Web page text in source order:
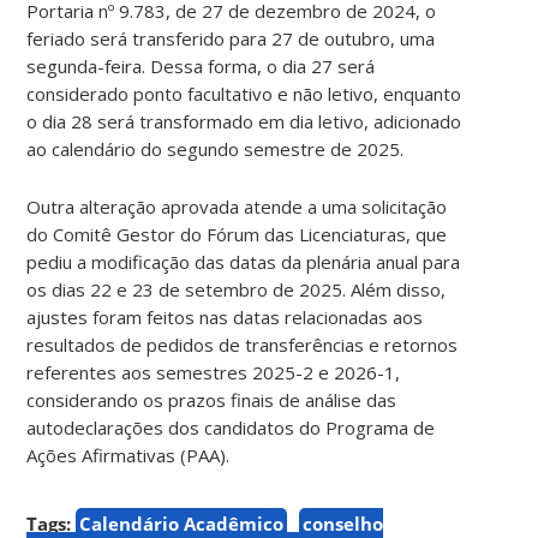
Portaria nº 9.783, de 27 de dezembro de 2024, o
feriado será transferido para 27 de outubro, uma
segunda-feira. Dessa forma, o dia 27 será
considerado ponto facultativo e não letivo, enquanto
o dia 28 será transformado em dia letivo, adicionado
ao calendário do segundo semestre de 2025.
Outra alteração aprovada atende a uma solicitação
do Comitê Gestor do Fórum das Licenciaturas, que
pediu a modificação das datas da plenária anual para
os dias 22 e 23 de setembro de 2025. Além disso,
ajustes foram feitos nas datas relacionadas aos
resultados de pedidos de transferências e retornos
referentes aos semestres 2025-2 e 2026-1,
considerando os prazos finais de análise das
autodeclarações dos candidatos do Programa de
Ações Afirmativas (PAA).
Tags: Calendário Acadêmico
conselho